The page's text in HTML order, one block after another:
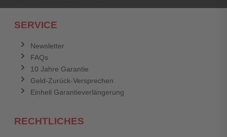
SERVICE
Newsletter
FAQs
10 Jahre Garantie
Geld-Zurück-Versprechen
Einhell Garantieverlängerung
RECHTLICHES